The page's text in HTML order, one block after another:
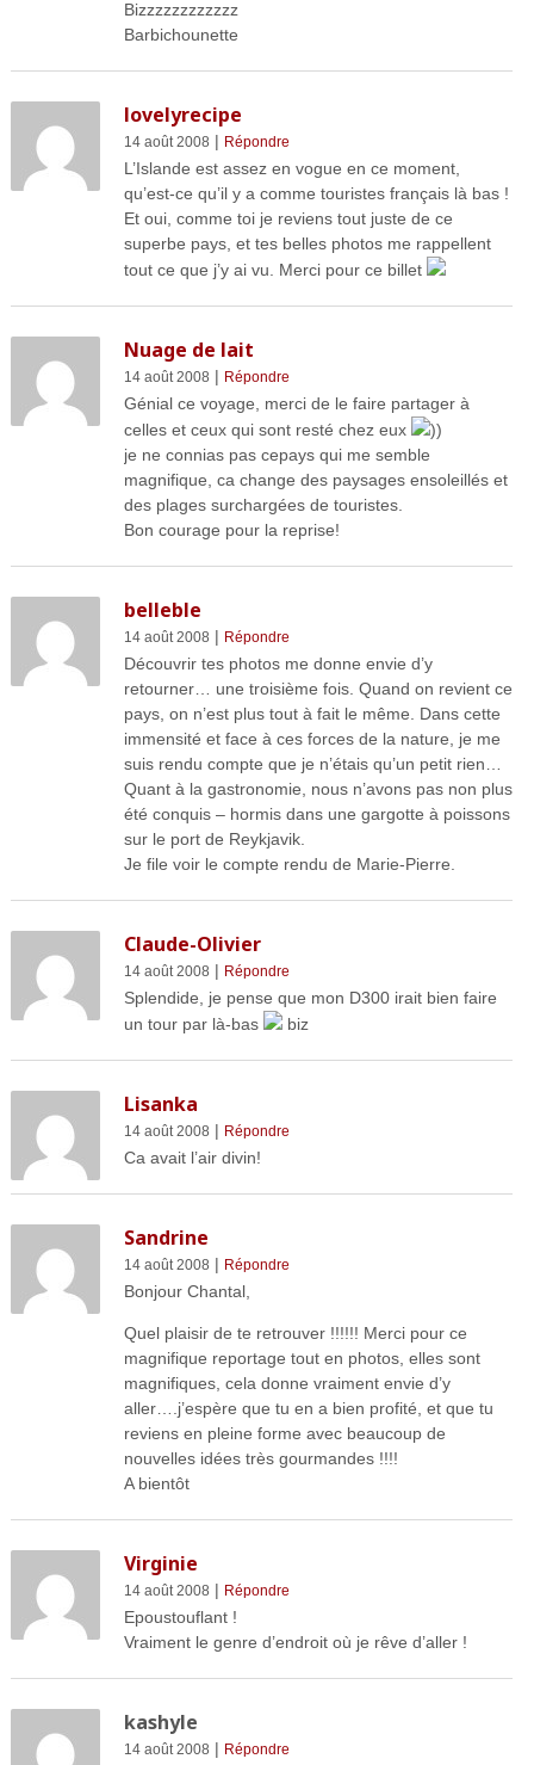
Bizzzzzzzzzzzz
Barbichounette
lovelyrecipe
14 août 2008 | Répondre
L’Islande est assez en vogue en ce moment,
qu’est-ce qu’il y a comme touristes français là bas !
Et oui, comme toi je reviens tout juste de ce
superbe pays, et tes belles photos me rappellent
tout ce que j’y ai vu. Merci pour ce billet
Nuage de lait
14 août 2008 | Répondre
Génial ce voyage, merci de le faire partager à
celles et ceux qui sont resté chez eux
))
je ne connias pas cepays qui me semble
magnifique, ca change des paysages ensoleillés et
des plages surchargées de touristes.
Bon courage pour la reprise!
belleble
14 août 2008 | Répondre
Découvrir tes photos me donne envie d’y
retourner… une troisième fois. Quand on revient ce
pays, on n’est plus tout à fait le même. Dans cette
immensité et face à ces forces de la nature, je me
suis rendu compte que je n’étais qu’un petit rien…
Quant à la gastronomie, nous n’avons pas non plus
été conquis – hormis dans une gargotte à poissons
sur le port de Reykjavik.
Je file voir le compte rendu de Marie-Pierre.
Claude-Olivier
14 août 2008 | Répondre
Splendide, je pense que mon D300 irait bien faire
un tour par là-bas
biz
Lisanka
14 août 2008 | Répondre
Ca avait l’air divin!
Sandrine
14 août 2008 | Répondre
Bonjour Chantal,
Quel plaisir de te retrouver !!!!!! Merci pour ce
magnifique reportage tout en photos, elles sont
magnifiques, cela donne vraiment envie d’y
aller….j’espère que tu en a bien profité, et que tu
reviens en pleine forme avec beaucoup de
nouvelles idées très gourmandes !!!!
A bientôt
Virginie
14 août 2008 | Répondre
Epoustouflant !
Vraiment le genre d’endroit où je rêve d’aller !
kashyle
14 août 2008 | Répondre